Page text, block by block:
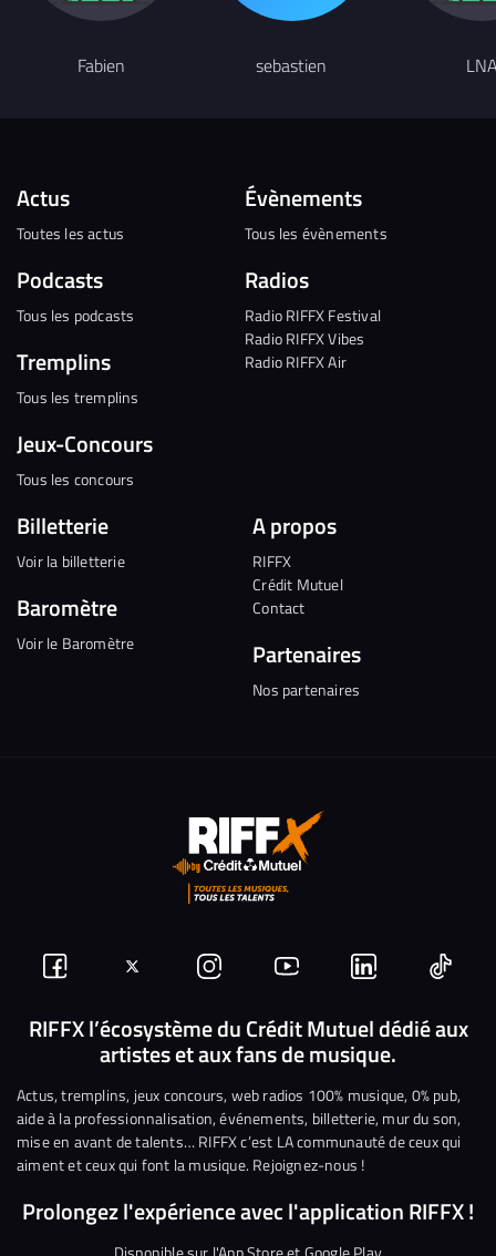
Fabien sebastien
Actus
Toutes les actus
Podcasts
Tous les podcasts
Tremplins
Tous les tremplins
Jeux-Concours
Tous les concours
Évènements
Tous les évènements
Radios
Radio RIFFX Festival
Radio RIFFX Vibes
Radio RIFFX Air
Billetterie
Voir la billetterie
Baromètre
Voir le Baromètre
A propos
RIFFX
Crédit Mutuel
Contact
Partenaires
Nos partenaires
Suivez-
nous
Facebook
Suivez-
nous
sur
Twitter
Nous
rejoindre
sur
Instagram
Nous
rejoindre
sur
YouTube
Nous
rejoindre
sur
Linkedin
Nous
RIFFX l’écosystème du Crédit Mutuel dédié aux
artistes et aux fans de musique.
Actus, tremplins, jeux concours, web radios 100% musique, 0% pub,
aide à la professionnalisation, événements, billetterie, mur du son,
mise en avant de talents… RIFFX c’est LA communauté de ceux qui
aiment et ceux qui font la musique. Rejoignez-nous !
Prolongez l'expérience avec l'application RIFFX !